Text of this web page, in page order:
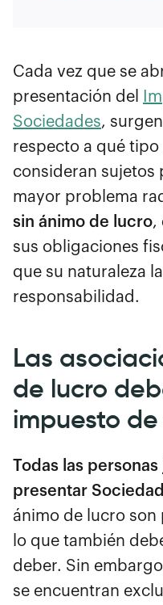
Cada vez que se
presentación del
Sociedades,
respecto a qué
consideran sujetos
mayor problema
sin ánimo de lucro,
sus obligaciones
que su naturaleza
responsabilidad.
Las
de lucro
impuesto
Todas las
presentar
ánimo de lucro son
lo que también
deber. Sin
se encuentran